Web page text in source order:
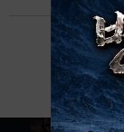
아